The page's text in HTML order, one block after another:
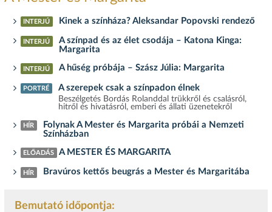
INTERJÚ Kinek a színháza? Aleksandar Popovski rendező
INTERJÚ
A színpad és az élet csodája – Katona Kinga:
Margarita
INTERJÚ A hűség próbája – Szász Júlia: Margarita
PORTRÉ A szerepek csak a színpadon élnek
Beszélgetés Bordás Rolanddal trükkről és csalásról,
hitről és hivatásról, emberi és állati üzenetekről
HÍR
Folynak A Mester és Margarita próbái a Nemzeti
Színházban
ELŐADÁS A MESTER ÉS MARGARITA
HÍR Bravúros kettős beugrás a Mester és Margaritába
Bemutató időpontja: